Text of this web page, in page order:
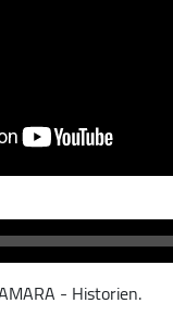
- Historien.